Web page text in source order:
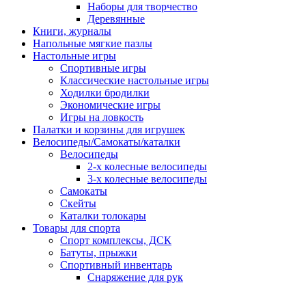
Наборы для творчество
Деревянные
Книги, журналы
Напольные мягкие пазлы
Настольные игры
Спортивные игры
Классические настольные игры
Ходилки бродилки
Экономические игры
Игры на ловкость
Палатки и корзины для игрушек
Велосипеды/Самокаты/каталки
Велосипеды
2-х колесные велосипеды
3-х колесные велосипеды
Самокаты
Скейты
Каталки толокары
Товары для спорта
Спорт комплексы, ДСК
Батуты, прыжки
Спортивный инвентарь
Снаряжение для рук